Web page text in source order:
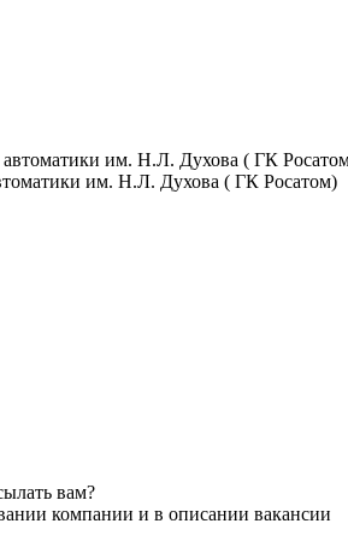
им. Н.Л. Духова ( ГК Росатом)
вам?
компании и в описании вакансии